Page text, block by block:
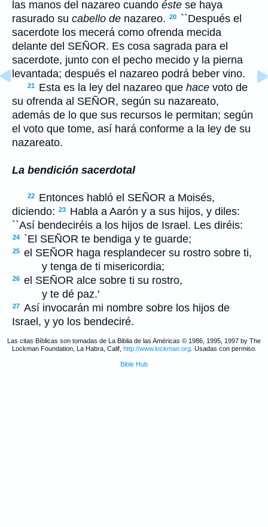
las manos del nazareo cuando éste se haya
rasurado su cabello de nazareo. 20
``Después el
sacerdote los mecerá como ofrenda mecida
delante del SEÑOR. Es cosa sagrada para el
sacerdote, junto con el pecho mecido y la pierna
levantada; después el nazareo podrá beber vino.
21 Esta es la ley del nazareo que hace voto de
su ofrenda al SEÑOR, según su nazareato,
además de lo que sus recursos le permitan; según
el voto que tome, así hará conforme a la ley de su
nazareato.
La bendición sacerdotal
22 Entonces habló el SEÑOR a Moisés,
diciendo: 23
Habla a Aarón y a sus hijos, y diles:
``Así bendeciréis a los hijos de Israel. Les diréis:
24 `El SEÑOR te bendiga y te guarde;
25 el SEÑOR haga resplandecer su rostro sobre ti,
y tenga de ti misericordia;
26 el SEÑOR alce sobre ti su rostro,
y te dé paz.'
27 Así invocarán mi nombre sobre los hijos de
Israel, y yo los bendeciré.
Las citas Bíblicas son tomadas de La Biblia de las Américas © 1986, 1995, 1997 by The
Lockman Foundation, La Habra, Calif, http://www.lockman.org. Usadas con permiso.
Bible Hub